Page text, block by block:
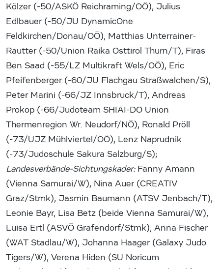
Kölzer (-50/ASKÖ Reichraming/OÖ), Julius
Edlbauer (-50/JU DynamicOne
Feldkirchen/Donau/OÖ), Matthias Unterrainer-
Rautter (-50/Union Raika Osttirol Thurn/T), Firas
Ben Saad (-55/LZ Multikraft Wels/OÖ), Eric
Pfeifenberger (-60/JU Flachgau Straßwalchen/S),
Peter Marini (-66/JZ Innsbruck/T), Andreas
Prokop (-66/Judoteam SHIAI-DO Union
Thermenregion Wr. Neudorf/NÖ), Ronald Pröll
(-73/UJZ Mühlviertel/OÖ), Lenz Naprudnik
(-73/Judoschule Sakura Salzburg/S);
Landesverbände-Sichtungskader:Fanny Amann
(Vienna Samurai/W), Nina Auer (CREATIV
Graz/Stmk), Jasmin Baumann (ATSV Jenbach/T),
Leonie Bayr, Lisa Betz (beide Vienna Samurai/W),
Luisa Ertl (ASVÖ Grafendorf/Stmk), Anna Fischer
(WAT Stadlau/W), Johanna Haager (Galaxy Judo
Tigers/W), Verena Hiden (SU Noricum